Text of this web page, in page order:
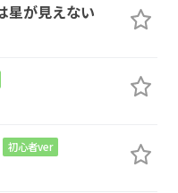
星が見えない
初心者ver